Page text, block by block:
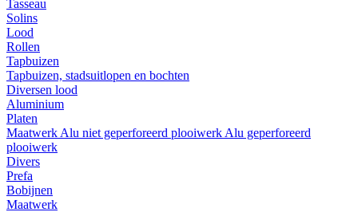
Tasseau
Solins
Lood
Rollen
Tapbuizen
Tapbuizen, stadsuitlopen en bochten
Diversen lood
Aluminium
Platen
Maatwerk Alu niet geperforeerd plooiwerk Alu geperforeerd
plooiwerk
Divers
Prefa
Bobijnen
Maatwerk